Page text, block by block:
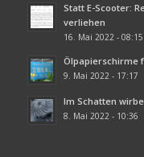
Statt E-Scooter:
verliehen
16. Mai 2022 - 08:15
Ölpapierschirme
9. Mai 2022 - 17:17
Im Schatten
8. Mai 2022 - 10:36